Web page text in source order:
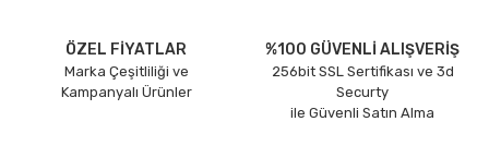
ÖZEL FİYATLAR
Marka Çeşitliliği ve
Kampanyalı Ürünler
%100 GÜVENLİ ALIŞVERİŞ
256bit SSL Sertifikası ve 3d
Securty
ile Güvenli Satın Alma